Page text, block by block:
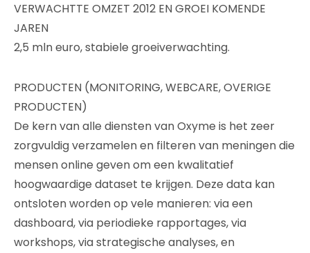
VERWACHTTE OMZET 2012 EN GROEI KOMENDE
JAREN
2,5 mln euro, stabiele groeiverwachting.
PRODUCTEN (MONITORING, WEBCARE, OVERIGE
PRODUCTEN)
De kern van alle diensten van Oxyme is het zeer
zorgvuldig verzamelen en filteren van meningen die
mensen online geven om een kwalitatief
hoogwaardige dataset te krijgen. Deze data kan
ontsloten worden op vele manieren: via een
dashboard, via periodieke rapportages, via
workshops, via strategische analyses, en